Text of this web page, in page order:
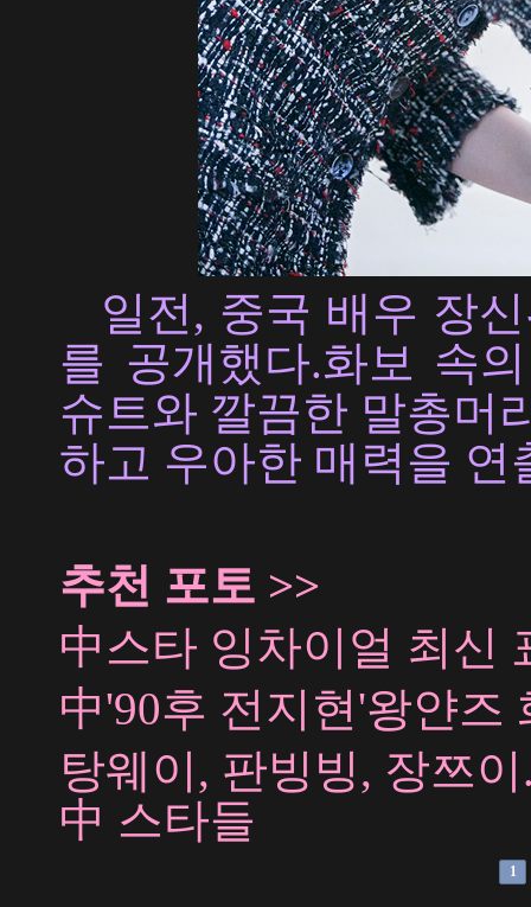
일전, 중국 배우 장
를 공개했다.화보 속
슈트와 깔끔한 말총머
하고 우아한 매력을
추천 포토 >>
中스타 잉차이얼 최신
中'90후 전지현'왕얀즈
탕웨이, 판빙빙, 장쯔
中 스타들
1